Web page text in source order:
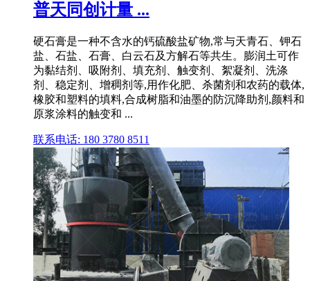
普天同创计量 ...
硬石膏是一种不含水的钙硫酸盐矿物,常与天青石、钾石
盐、石盐、石膏、白云石及方解石等共生。膨润土可作
为黏结剂、吸附剂、填充剂、触变剂、絮凝剂、洗涤
剂、稳定剂、增稠剂等,用作化肥、杀菌剂和农药的载体,
橡胶和塑料的填料,合成树脂和油墨的防沉降助剂,颜料和
原浆涂料的触变和 ...
联系电话: 180 3780 8511